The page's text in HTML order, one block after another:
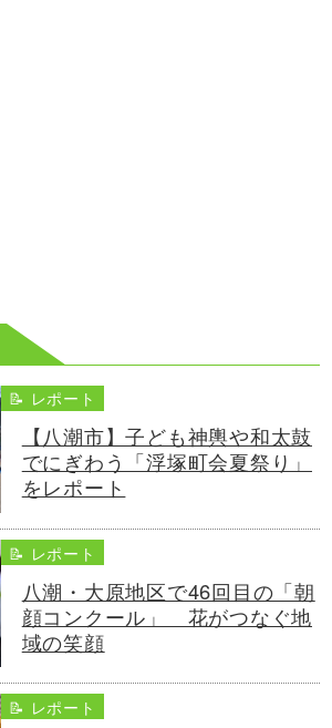
📝 レポート
【八潮市】子ども神輿や和太鼓
でにぎわう「浮塚町会夏祭り」
をレポート
📝 レポート
八潮・大原地区で46回目の「朝
顔コンクール」 花がつなぐ地
域の笑顔
📝 レポート